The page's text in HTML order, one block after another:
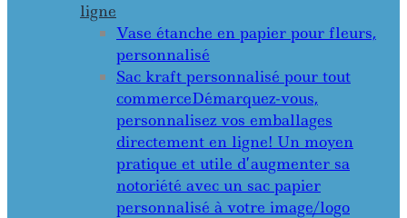
ligne
Vase étanche en papier pour fleurs,
personnalisé
Sac kraft personnalisé pour tout
commerceDémarquez-vous,
personnalisez vos emballages
directement en ligne! Un moyen
pratique et utile d’augmenter sa
notoriété avec un sac papier
personnalisé à votre image/logo